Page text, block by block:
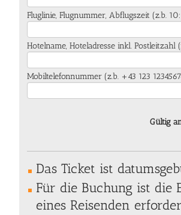
Fluglinie, Flugnummer, Abflugszeit (z.b.
Hotelname, Hoteladresse inkl.
Mobiltelefonnummer (z.b. +43 123
Gültig
Das Ticket ist
Für die Buchung ist die
eines Reisenden